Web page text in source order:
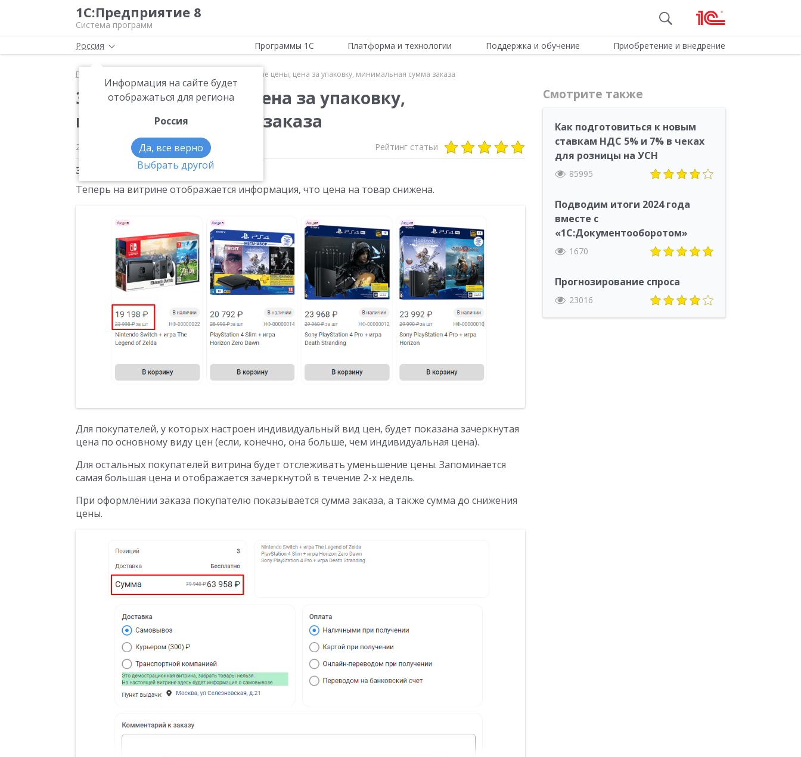
1С:Предприятие 8
Система программ
Россия
Информация на сайте будет
отображаться для региона
Россия
Да, все верно
Выбрать другой
Программы 1С Платформа и технологии Поддержка и обучение Приобретение и внедрение
Главная Зачеркнутые цены, цена за упаковку, минимальная сумма заказа
Зачеркнутые цены, цена за упаковку,
минимальная сумма заказа
20 декабря 2024 1330 Рейтинг статьи
Зачеркнутые цены
Теперь на витрине отображается информация, что цена на товар снижена.
Для покупателей, у которых настроен индивидуальный вид цен, будет показана зачеркнутая
цена по основному виду цен (если, конечно, она больше, чем индивидуальная цена).
Для остальных покупателей витрина будет отслеживать уменьшение цены. Запоминается
самая большая цена и отображается зачеркнутой в течение 2-х недель.
При оформлении заказа покупателю показывается сумма заказа, а также сумма до снижения
цены.
Смотрите также
Как подготовиться к новым
ставкам НДС 5% и 7% в чеках
для розницы на УСН
85995
Подводим итоги 2024 года
вместе с
«1С:Документооборотом»
1670
Прогнозирование спроса
23016